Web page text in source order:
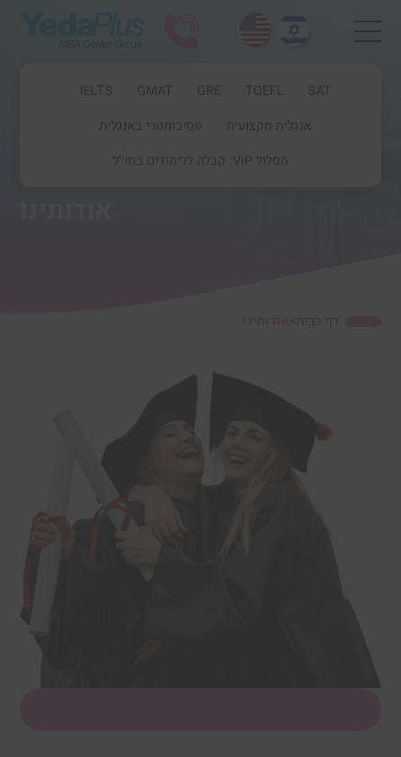
SAT
TOEFL
GRE
GMAT
IELTS
אנגלית מקצועית
פסיכומטרי באנגלית
מסלול VIP: קבלה ללימודים בחו''ל
דף הבית >